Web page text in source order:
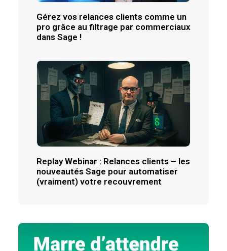
Gérez vos relances clients comme un
pro grâce au filtrage par commerciaux
dans Sage !
Replay Webinar : Relances clients – les
nouveautés Sage pour automatiser
(vraiment) votre recouvrement